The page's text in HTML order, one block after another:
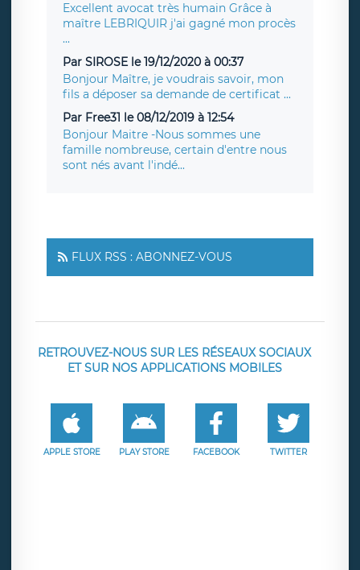
Excellent avocat très humain Grâce à
maître LEBRIQUIR j'ai gagné mon procès
...
Par SIROSE le 19/12/2020 à 00:37
Bonjour Maître, je voudrais savoir, mon
fils a déposer sa demande de certificat ...
Par Free31 le 08/12/2019 à 12:54
Bonjour Maitre -Nous sommes une
famille nombreuse, certain d'entre nous
sont nés avant l'indé...
FLUX RSS : ABONNEZ-VOUS
RETROUVEZ-NOUS SUR LES RÉSEAUX SOCIAUX
ET SUR NOS APPLICATIONS MOBILES
APPLE STORE PLAY STORE FACEBOOK TWITTER